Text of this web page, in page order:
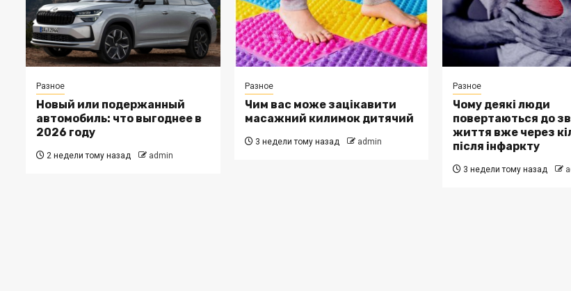
Разное
Новый или подержанный
автомобиль: что выгоднее в
2026 году
2 недели тому назад admin
Разное
Чим вас може зацікавити
масажний килимок дитячий
3 недели тому назад admin
Разное
Чому деякі люди
повертаються до
життя вже через
після інфаркту
3 недели тому назад